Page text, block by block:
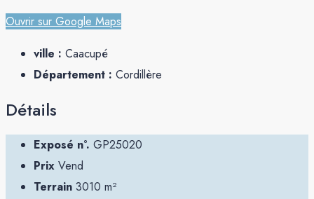
Ouvrir sur Google Maps
ville : Caacupé
Département : Cordillère
Détails
Exposé n°. GP25020
Prix Vend
Terrain 3010 m²